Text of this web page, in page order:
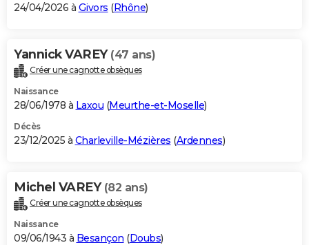
S'inscrire
Se connecter
Lycées
Collèges
Primaires
Universités
Entreprises
Service militaire
Avis de recherche
AVIS DE DÉCÈS
Bricolage
Lifestyle
Culture
Sport
Auto
Television
Voyage
Cinema
24/04/2026 à Givors (Rhône)
Yannick VAREY (47 ans)
Créer une cagnotte obsèques
Naissance
28/06/1978 à Laxou (Meurthe-et-Moselle)
Décès
23/12/2025 à Charleville-Mézières (Ardennes)
Michel VAREY (82 ans)
Créer une cagnotte obsèques
Naissance
09/06/1943 à Besançon (Doubs)